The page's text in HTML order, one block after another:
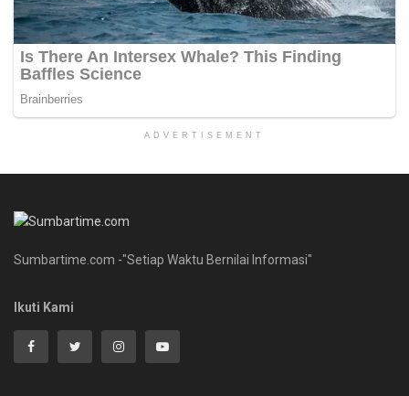
ADVERTISEMENT
Sumbartime.com -"Setiap Waktu Bernilai Informasi"
Ikuti Kami